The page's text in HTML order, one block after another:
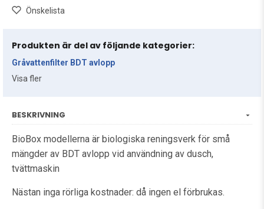
Önskelista
Produkten är del av följande kategorier:
Gråvattenfilter BDT avlopp
Visa fler
BESKRIVNING
BioBox modellerna är biologiska reningsverk för små
mängder av BDT avlopp vid användning av dusch,
tvättmaskin
Nästan inga rörliga kostnader: då ingen el förbrukas.